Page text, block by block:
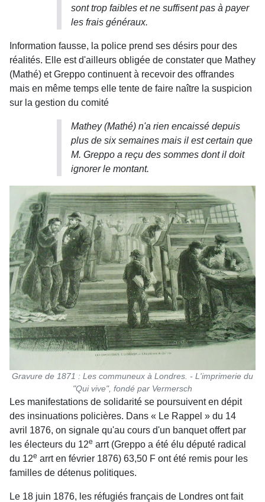
sont trop faibles et ne suffisent pas à payer
les frais généraux.
Information fausse, la police prend ses désirs pour des
réalités. Elle est d'ailleurs obligée de constater que Mathey
(Mathé) et Greppo continuent à recevoir des offrandes
mais en même temps elle tente de faire naître la suspicion
sur la gestion du comité
Mathey (Mathé) n'a rien encaissé depuis
plus de six semaines mais il est certain que
M. Greppo a reçu des sommes dont il doit
ignorer le montant.
Gravure de 1871 : Les communeux à Londres. - L'imprimerie du
"Qui vive", fondé par Vermersch
Les manifestations de solidarité se poursuivent en dépit
des insinuations policières. Dans « Le Rappel » du 14
avril 1876, on signale qu'au cours d'un banquet offert par
les électeurs du 12e arrt (Greppo a été élu député radical
du 12e arrt en février 1876) 63,50 F ont été remis pour les
familles de détenus politiques.
Le 18 juin 1876, les réfugiés français de Londres ont fait